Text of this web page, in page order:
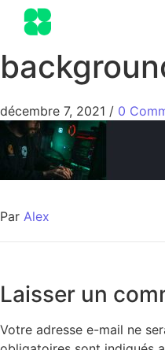
décembre 7, 2021 / 0
Par Alex
Laisser un
Votre adresse e-mail ne